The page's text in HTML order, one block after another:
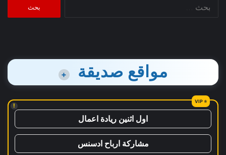
مواقع صديقة +
!
اول اثنين ريادة اعمال
مشاركة ارباح ادسنس